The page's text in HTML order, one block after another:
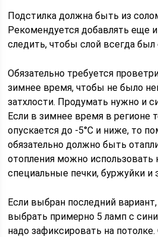
Подстилка должна быть из
Рекомендуется добавлять еще
следить, чтобы слой всегда
Обязательно требуется
зимнее время, чтобы не было
затхлости. Продумать нужно и
Если в зимнее время в регионе
опускается до -5°C и ниже, то
обязательно должно быть
отопления можно использовать
специальные печки, буржуйки и
Если выбран последний
выбрать примерно 5 ламп с
надо зафиксировать на